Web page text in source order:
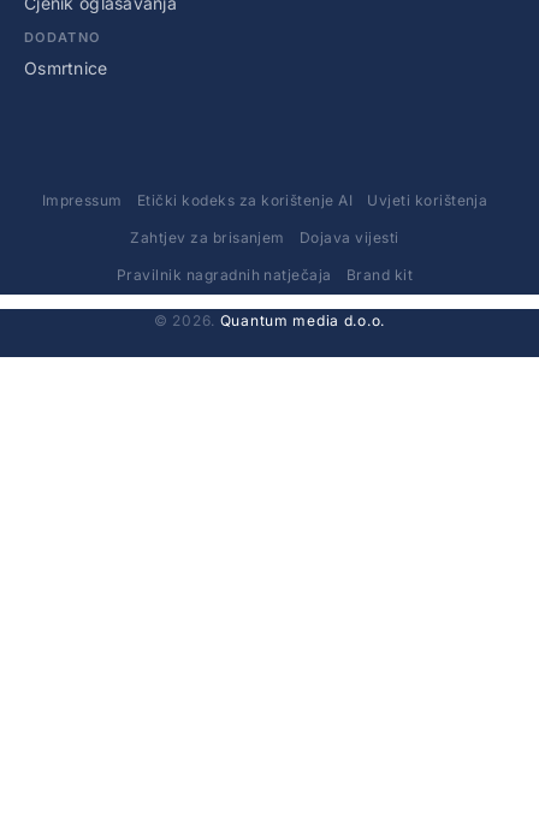
DODATNO
Osmrtnice
Impressum Etički kodeks za korištenje AI Uvjeti korištenja
Zahtjev za brisanjem Dojava vijesti
Pravilnik nagradnih natječaja Brand kit
© 2026. Quantum media d.o.o.